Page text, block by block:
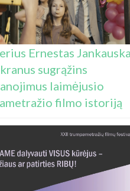
Ernestas
sugrąžins
laimėjusio
filmo istoriją